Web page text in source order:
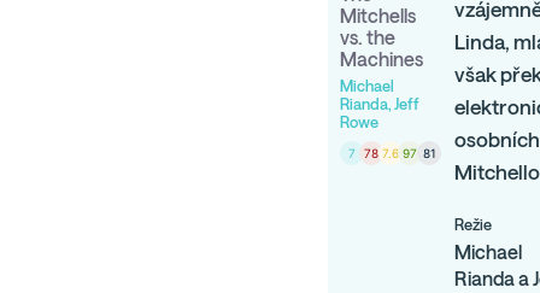
Mitchells
vs. the
Machines
Michael
Rianda, Jeff
Rowe
7 78 7.6 97 81
Linda,
však
Režie
Michael
Rianda a